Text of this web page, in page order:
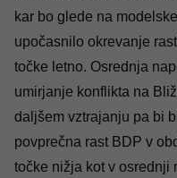
kar bo glede na
upočasnilo okrevanje
točke letno. Osrednja
umirjanje konflikta na
daljšem vztrajanju pa bi
povprečna rast BDP v
točke nižja kot v osrednji